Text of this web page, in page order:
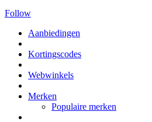
Follow
Aanbiedingen
Kortingscodes
Webwinkels
Merken
Populaire merken